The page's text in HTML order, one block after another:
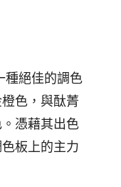
種絕佳的調色
色，與酞菁
憑藉其出色
板上的主力